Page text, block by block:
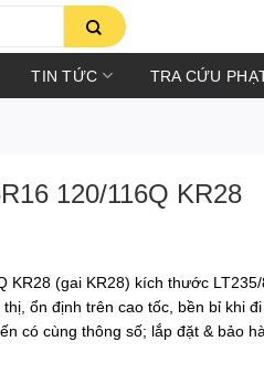
TIN TỨC TRA CỨU
120/116Q KR28
KR28 (gai KR28) kích thước
ổn định trên cao tốc, bền bỉ khi
có cùng thông số; lắp đặt & bảo